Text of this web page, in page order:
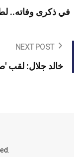
في ذكرى وفاته..
NEXT POST
خالد جلال: لقب